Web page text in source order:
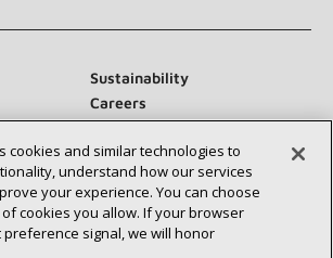
Sustainability
Careers
Contact Us
cookies and similar technologies to
understand how our services
your experience. You can choose
cookies you allow. If your browser
preference signal, we will honor